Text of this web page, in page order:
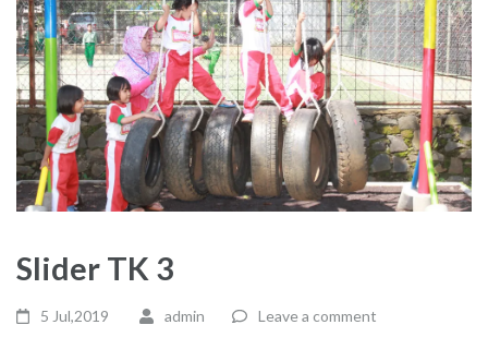
Slider TK 3
5 Jul,2019 admin Leave a comment